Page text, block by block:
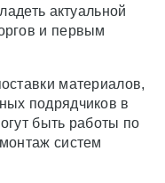
актуальной
и первым
материалов,
подрядчиков в
быть работы по
систем